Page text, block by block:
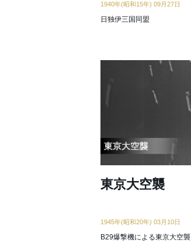
1940年(昭和15年) 09月27日
日独伊三国同盟
東京大空襲
1945年(昭和20年) 03月10日
B29爆撃機による東京大空襲